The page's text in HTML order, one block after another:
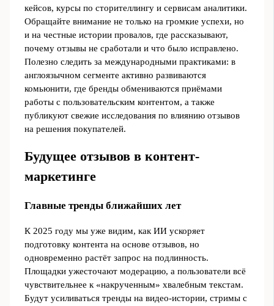
кейсов, курсы по сторителлингу и сервисам аналитики.
Обращайте внимание не только на громкие успехи, но
и на честные истории провалов, где рассказывают,
почему отзывы не сработали и что было исправлено.
Полезно следить за международными практиками: в
англоязычном сегменте активно развиваются
комьюнити, где бренды обмениваются приёмами
работы с пользовательским контентом, а также
публикуют свежие исследования по влиянию отзывов
на решения покупателей.
Будущее отзывов в контент-
маркетинге
Главные тренды ближайших лет
К 2025 году мы уже видим, как ИИ ускоряет
подготовку контента на основе отзывов, но
одновременно растёт запрос на подлинность.
Площадки ужесточают модерацию, а пользователи всё
чувствительнее к «накрученным» хвалебным текстам.
Будут усиливаться тренды на видео-истории, стримы с